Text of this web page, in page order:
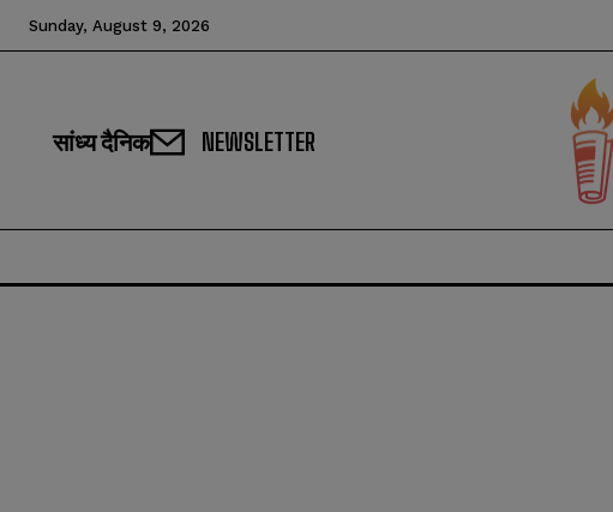
Sunday, August 9, 2026
सांध्य दैनिक NEWSLETTER